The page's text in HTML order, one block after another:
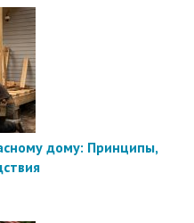
дому: Принципы,